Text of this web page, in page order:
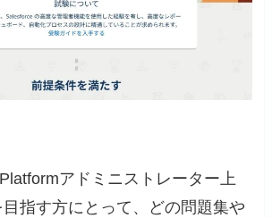
アドミニストレーター上
指す方にとって、どの問題集や